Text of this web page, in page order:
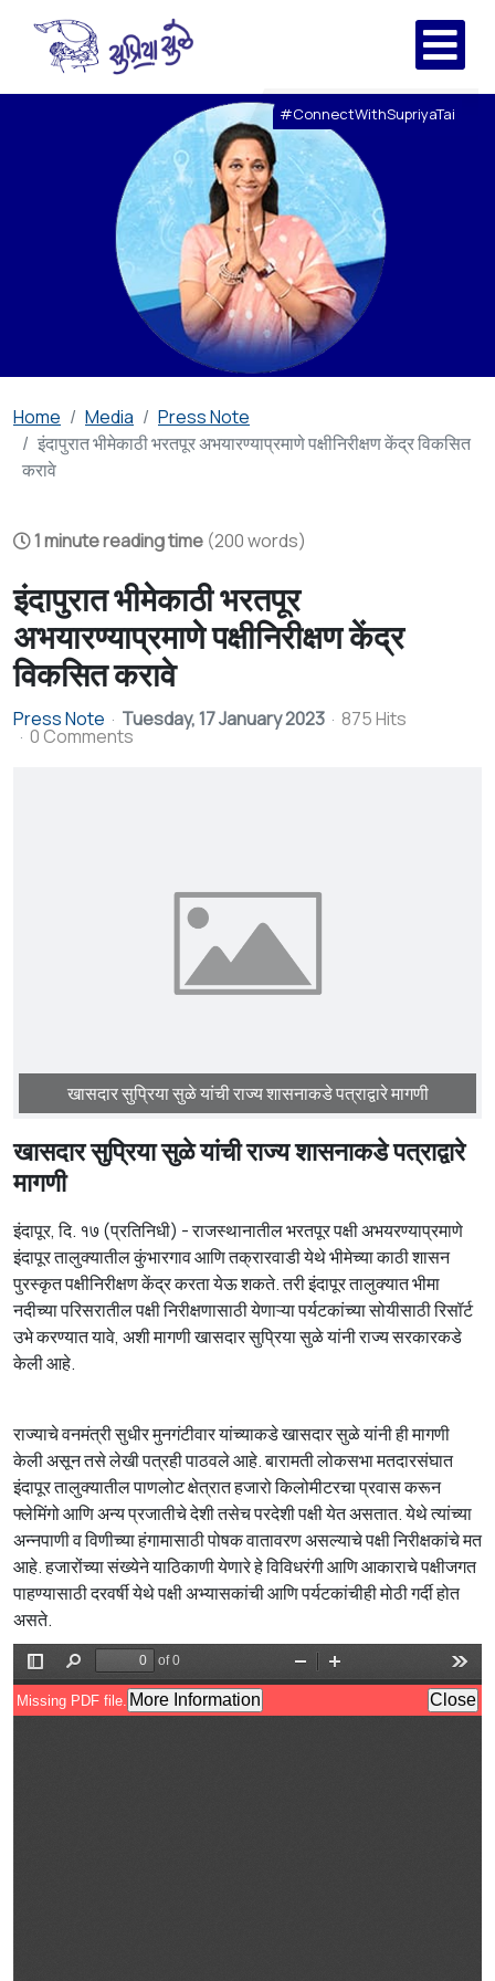
#ConnectWithSupriyaTai
Home Media
Press Note
इंदापुरात भीमेकाठी भरतपूर अभयारण्याप्रमाणे पक्षीनिरीक्षण केंद्र विकसित
करावे
1 minute reading time (200 words)
इंदापुरात भीमेकाठी भरतपूर
अभयारण्याप्रमाणे पक्षीनिरीक्षण केंद्र
विकसित करावे
Press Note Tuesday, 17 January 2023 875 Hits
0 Comments
खासदार सुप्रिया सुळे यांची राज्य शासनाकडे पत्राद्वारे मागणी
खासदार सुप्रिया सुळे यांची राज्य शासनाकडे पत्राद्वारे
मागणी
इंदापूर, दि. १७ (प्रतिनिधी) - राजस्थानातील भरतपूर पक्षी अभयरण्याप्रमाणे
इंदापूर तालुक्यातील कुंभारगाव आणि तक्रारवाडी येथे भीमेच्या काठी शासन
पुरस्कृत पक्षीनिरीक्षण केंद्र करता येऊ शकते. तरी इंदापूर तालुक्यात भीमा
नदीच्या परिसरातील पक्षी निरीक्षणासाठी येणाऱ्या पर्यटकांच्या सोयीसाठी रिसॉर्ट
उभे करण्यात यावे, अशी मागणी खासदार सुप्रिया सुळे यांनी राज्य सरकारकडे
केली आहे.
राज्याचे वनमंत्री सुधीर मुनगंटीवार यांच्याकडे खासदार सुळे यांनी ही मागणी
केली असून तसे लेखी पत्रही पाठवले आहे. बारामती लोकसभा मतदारसंघात
इंदापूर तालुक्यातील पाणलोट क्षेत्रात हजारो किलोमीटरचा प्रवास करून
फ्लेमिंगो आणि अन्य प्रजातीचे देशी तसेच परदेशी पक्षी येत असतात. येथे त्यांच्या
अन्नपाणी व विणीच्या हंगामासाठी पोषक वातावरण असल्याचे पक्षी निरीक्षकांचे मत
आहे. हजारोंच्या संख्येने याठिकाणी येणारे हे विविधरंगी आणि आकाराचे पक्षीजगत
पाहण्यासाठी दरवर्षी येथे पक्षी अभ्यासकांची आणि पर्यटकांचीही मोठी गर्दी होत
असते.